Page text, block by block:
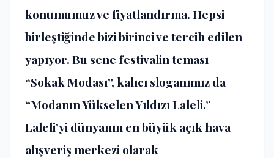
konumumuz ve fiyatlandırma. Hepsi
birleştiğinde bizi birinci ve tercih edilen
yapıyor. Bu sene festivalin teması
“Sokak Modası”, kalıcı sloganımız da
“Modanın Yükselen Yıldızı Laleli.”
Laleli’yi dünyanın en büyük açık hava
alışveriş merkezi olarak